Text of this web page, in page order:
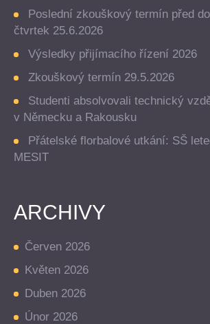
Poslední zkouškový termín před
čtvrtek 25.6.2026
Výsledky přijímacího řízení 2026
Zkouškový termín 29.5.2026
Studenti absolvovali technický
v Německu a Rakousku
Přátelské florbalové utkání: SŠ
MESIT
ARCHIVY
Červen 2026
Květen 2026
Duben 2026
Únor 2026